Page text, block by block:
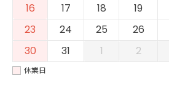
16
17 18 19
23
24 25 26
30
31 1 2
休業日